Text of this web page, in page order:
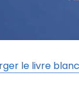
le livre blanc